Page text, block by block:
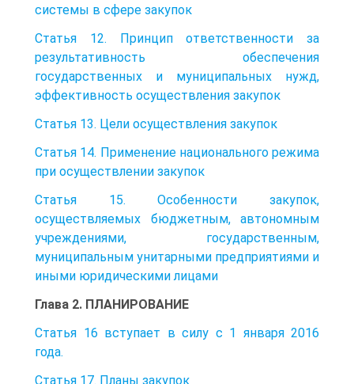
системы в сфере закупок
Статья 12. Принцип ответственности за
результативность обеспечения
государственных и муниципальных нужд,
эффективность осуществления закупок
Статья 13. Цели осуществления закупок
Статья 14. Применение национального режима
при осуществлении закупок
Статья 15. Особенности закупок,
осуществляемых бюджетным, автономным
учреждениями, государственным,
муниципальным унитарными предприятиями и
иными юридическими лицами
Глава 2. ПЛАНИРОВАНИЕ
Статья 16 вступает в силу с 1 января 2016
года.
Статья 17. Планы закупок